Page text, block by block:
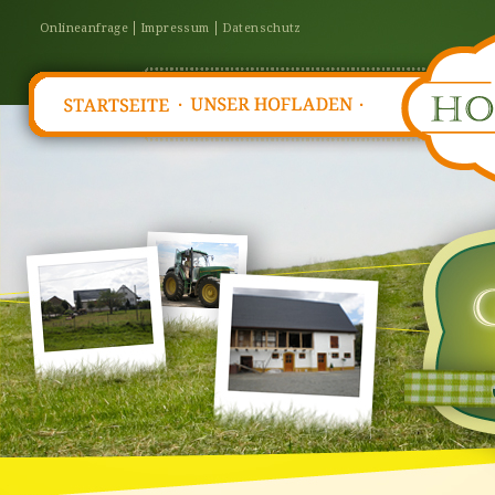
Onlineanfrage Impressum Datenschutz